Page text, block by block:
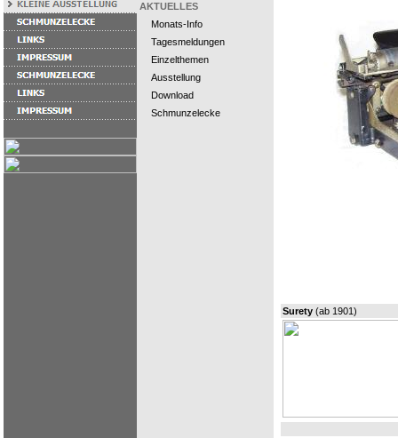
AKTUELLES
Monats-Info
Tagesmeldungen
Einzelthemen
Ausstellung
Download
Schmunzelecke
Surety (ab 1901)